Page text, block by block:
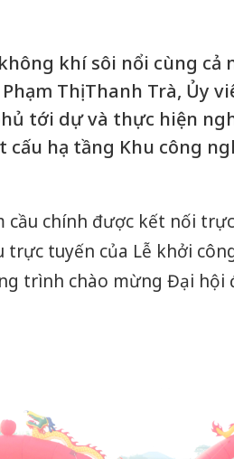
khí sôi nổi cùng cả
Thị Thanh Trà, Ủy
tới dự và thực hiện
hạ tầng Khu công
chính được kết nối
trực tuyến của Lễ khởi
trình chào mừng Đại hội